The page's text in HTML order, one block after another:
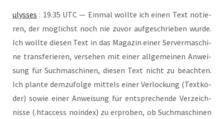
ulys­ses : 19.35 UTC — Ein­mal woll­te ich einen Text notie­
ren, der mög­lichst noch nie zuvor auf­ge­schrie­ben wur­de.
Ich woll­te die­sen Text in das Maga­zin einer Ser­ver­ma­schi­
ne trans­fe­rie­ren, ver­se­hen mit einer all­ge­mei­nen Anwei­
sung für Such­ma­schi­nen, die­sen Text nicht zu beach­ten.
Ich plan­te dem­zu­fol­ge mit­tels einer Ver­lo­ckung (Text­kö­
der) sowie einer Anwei­sung für ent­spre­chen­de Ver­zeich­
nis­se (.htac­cess noin­dex) zu erpro­ben, ob Such­ma­schi­nen